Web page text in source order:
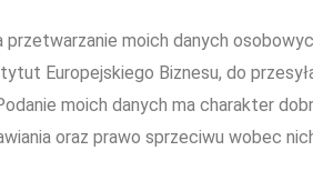
przetwarzanie moich danych
Europejskiego Biznesu, do
moich danych ma charakter
oraz prawo sprzeciwu wobec